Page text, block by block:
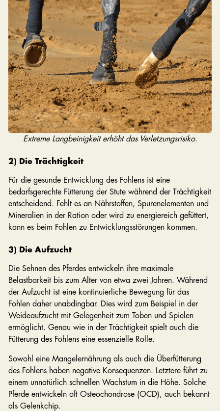
Extreme Langbeinigkeit erhöht das Verletzungsrisiko.
2) Die Trächtigkeit
Für die gesunde Entwicklung des Fohlens ist eine
bedarfsgerechte Fütterung der Stute während der Trächtigkeit
entscheidend. Fehlt es an Nährstoffen, Spurenelementen und
Mineralien in der Ration oder wird zu energiereich gefüttert,
kann es beim Fohlen zu Entwicklungsstörungen kommen.
3) Die Aufzucht
Die Sehnen des Pferdes entwickeln ihre maximale
Belastbarkeit bis zum Alter von etwa zwei Jahren. Während
der Aufzucht ist eine kontinuierliche Bewegung für das
Fohlen daher unabdingbar. Dies wird zum Beispiel in der
Weideaufzucht mit Gelegenheit zum Toben und Spielen
ermöglicht. Genau wie in der Trächtigkeit spielt auch die
Fütterung des Fohlens eine essenzielle Rolle.
Sowohl eine Mangelernährung als auch die Überfütterung
des Fohlens haben negative Konsequenzen. Letztere führt zu
einem unnatürlich schnellen Wachstum in die Höhe. Solche
Pferde entwickeln oft Osteochondrose (OCD), auch bekannt
als Gelenkchip.